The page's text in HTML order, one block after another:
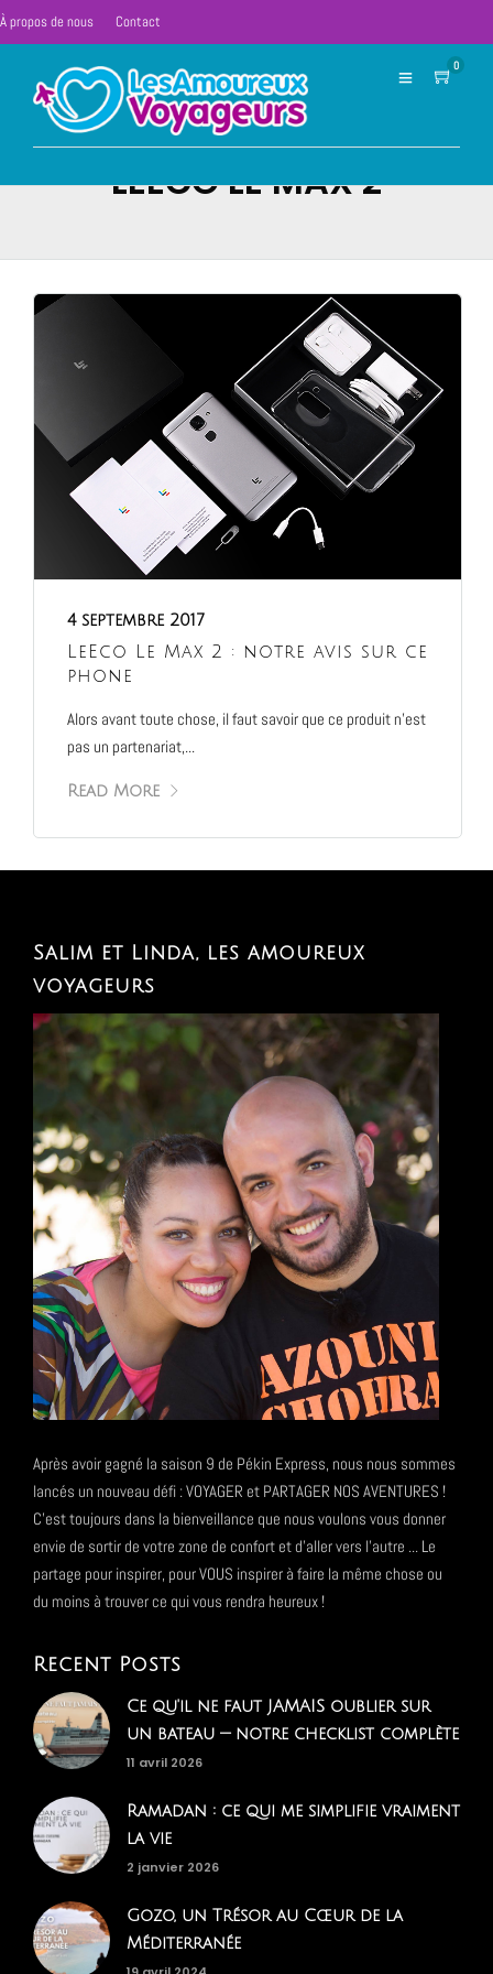
À propos de nous Contact
0
LEECO LE MAX 2
4 septembre 2017
LeEco Le Max 2 : notre avis sur ce
phone
Alors avant toute chose, il faut savoir que ce produit n’est
pas un partenariat,...
Read More
Salim et Linda, les amoureux
voyageurs
Après avoir gagné la saison 9 de Pékin Express, nous nous sommes
lancés un nouveau défi : VOYAGER et PARTAGER NOS AVENTURES !
C'est toujours dans la bienveillance que nous voulons vous donner
envie de sortir de votre zone de confort et d'aller vers l'autre ... Le
partage pour inspirer, pour VOUS inspirer à faire la même chose ou
du moins à trouver ce qui vous rendra heureux !
Recent Posts
Ce qu'il ne faut JAMAIS oublier sur
un bateau — notre checklist complète
11 avril 2026
Ramadan : ce qui me simplifie vraiment
la vie
2 janvier 2026
Gozo, un Trésor au Cœur de la
Méditerranée